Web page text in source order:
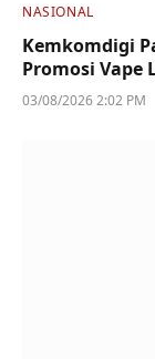
NASIONAL
Kemkomdigi
Promosi Vape
03/08/2026 2:02 PM